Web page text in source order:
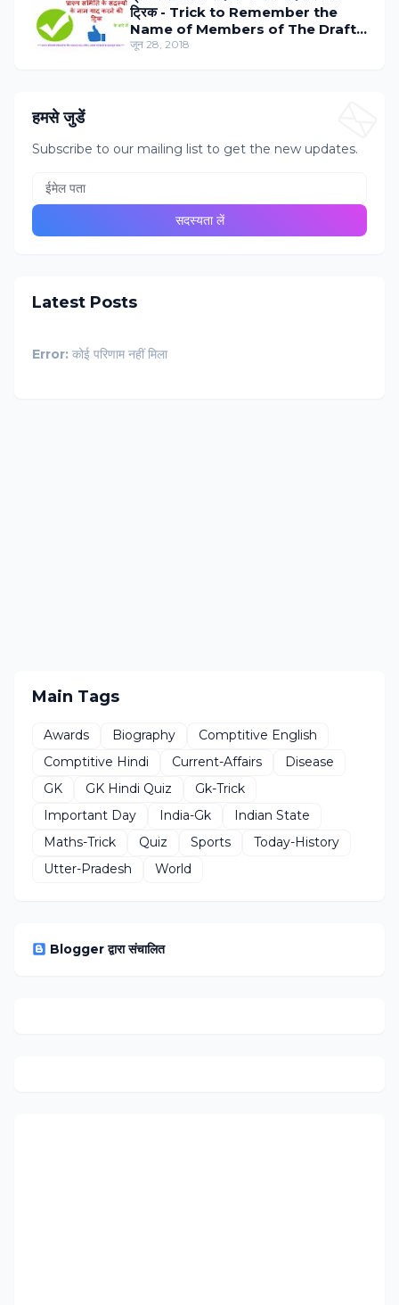
ट्रिक - Trick to Remember the
Name of Members of The Draft
Committee in Hindi
जून 28, 2018
हमसे जुडें
Subscribe to our mailing list to get the new updates.
Latest Posts
Error: कोई परिणाम नहीं मिला
Main Tags
Awards Biography
Comptitive English
Comptitive Hindi
Current-Affairs
Disease
GK
GK Hindi Quiz
Gk-Trick
Important Day
India-Gk
Indian State
Maths-Trick
Quiz Sports
Today-History
Utter-Pradesh
World
Blogger द्वारा संचालित